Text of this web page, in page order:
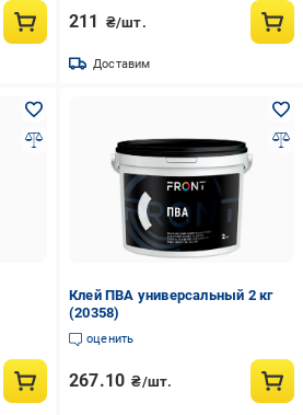
211 ₴/шт.
Доставим
Клей ПВА универсальный 2 кг
(20358)
оценить
267.10 ₴/шт.